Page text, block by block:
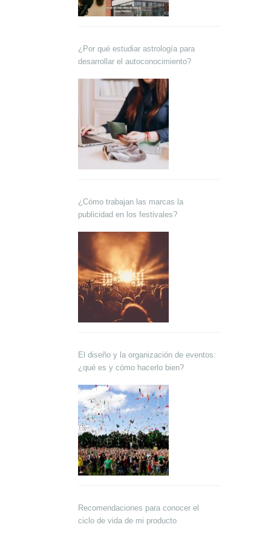
¿Por qué estudiar astrología para
desarrollar el autoconocimiento?
¿Cómo trabajan las marcas la
publicidad en los festivales?
El diseño y la organización de eventos:
¿qué es y cómo hacerlo bien?
Recomendaciones para conocer el
ciclo de vida de mi producto